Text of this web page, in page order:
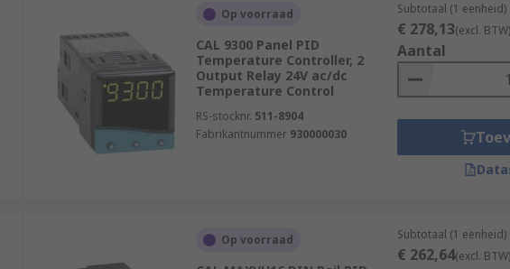
Op voorraad
CAL 9300 Panel PID
Temperature Controller, 2
Output Relay 24V ac/dc
Temperature Control
RS-stocknr. 511-8904
Fabrikantnummer 930000030
Subtotaal (1 eenheid)
€ 278,13(excl. BTW)
Aantal
Op voorraad Subtotaal (1 eenheid)
€ 262,64(excl. BTW)